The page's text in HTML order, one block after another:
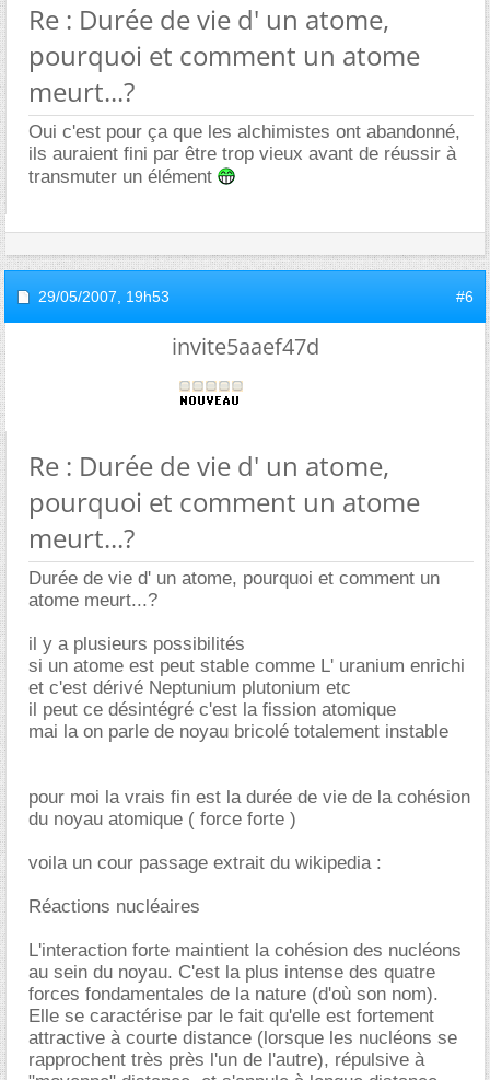
Re : Durée de vie d' un atome,
pourquoi et comment un atome
meurt...?
Oui c'est pour ça que les alchimistes ont abandonné,
ils auraient fini par être trop vieux avant de réussir à
transmuter un élément
29/05/2007, 19h53 #6
invite5aaef47d
Re : Durée de vie d' un atome,
pourquoi et comment un atome
meurt...?
Durée de vie d' un atome, pourquoi et comment un
atome meurt...?
il y a plusieurs possibilités
si un atome est peut stable comme L' uranium enrichi
et c'est dérivé Neptunium plutonium etc
il peut ce désintégré c'est la fission atomique
mai la on parle de noyau bricolé totalement instable
pour moi la vrais fin est la durée de vie de la cohésion
du noyau atomique ( force forte )
voila un cour passage extrait du wikipedia :
Réactions nucléaires
L'interaction forte maintient la cohésion des nucléons
au sein du noyau. C'est la plus intense des quatre
forces fondamentales de la nature (d'où son nom).
Elle se caractérise par le fait qu'elle est fortement
attractive à courte distance (lorsque les nucléons se
rapprochent très près l'un de l'autre), répulsive à